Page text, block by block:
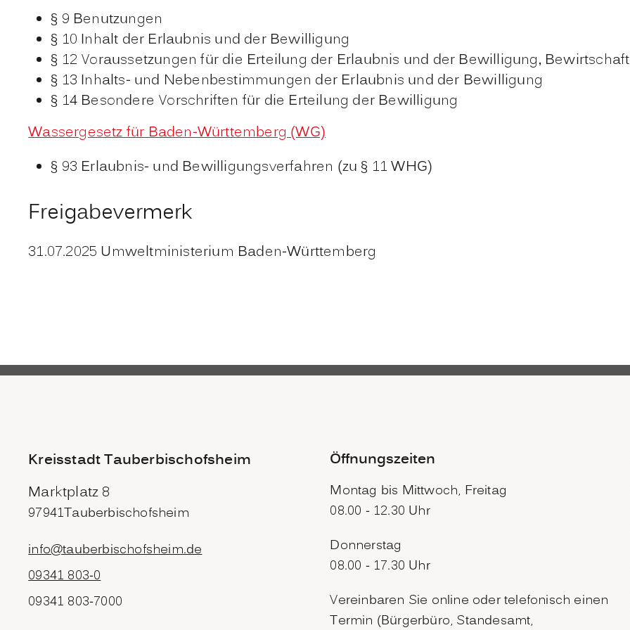
§ 9 Benutzungen
§ 10 Inhalt der Erlaubnis und der Bewilligung
§ 12 Voraussetzungen für die Erteilung der Erlaubnis und der Bewilligung,
§ 13 Inhalts- und Nebenbestimmungen der Erlaubnis und der Bewilligung
§ 14 Besondere Vorschriften für die Erteilung der Bewilligung
Wassergesetz für Baden-Württemberg (WG)
§ 93 Erlaubnis- und Bewilligungsverfahren (zu § 11 WHG)
Freigabevermerk
31.07.2025 Umweltministerium Baden-Württemberg
Kreisstadt Tauberbischofsheim
Marktplatz 8
97941Tauberbischofsheim
info@tauberbischofsheim.de
09341 803-0
09341 803-7000
Öffnungszeiten
Montag bis Mittwoch, Freitag
08.00 - 12.30 Uhr
Donnerstag
08.00 - 17.30 Uhr
Vereinbaren Sie online oder telefonisch einen
Termin (Bürgerbüro, Standesamt,